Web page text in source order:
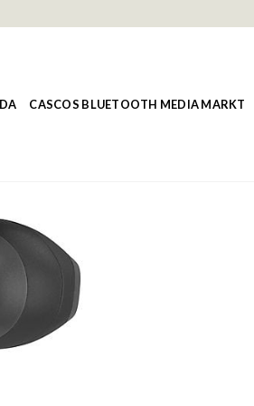
CASCOS BLUETOOTH MEDIA MARKT